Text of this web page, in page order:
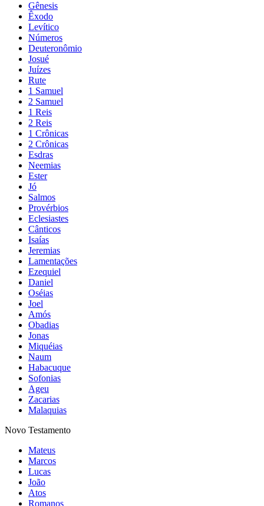
Gênesis
Êxodo
Levítico
Números
Deuteronômio
Josué
Juízes
Rute
1 Samuel
2 Samuel
1 Reis
2 Reis
1 Crônicas
2 Crônicas
Esdras
Neemias
Ester
Jó
Salmos
Provérbios
Eclesiastes
Cânticos
Isaías
Jeremias
Lamentações
Ezequiel
Daniel
Oséias
Joel
Amós
Obadias
Jonas
Miquéias
Naum
Habacuque
Sofonias
Ageu
Zacarias
Malaquias
Novo Testamento
Mateus
Marcos
Lucas
João
Atos
Romanos